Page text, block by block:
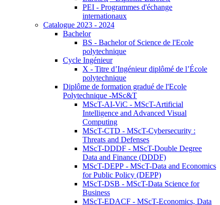
PEI - Programmes d'échange
internationaux
Catalogue 2023 - 2024
Bachelor
BS - Bachelor of Science de l'Ecole
polytechnique
Cycle Ingénieur
X - Titre d’Ingénieur diplômé de l’École
polytechnique
Diplôme de formation gradué de l'Ecole
Polytechnique -MSc&T
MScT-AI-ViC - MScT-Artificial
Intelligence and Advanced Visual
Computing
MScT-CTD - MScT-Cybersecurity :
Threats and Defenses
MScT-DDDF - MScT-Double Degree
Data and Finance (DDDF)
MScT-DEPP - MScT-Data and Economics
for Public Policy (DEPP)
MScT-DSB - MScT-Data Science for
Business
MScT-EDACF - MScT-Economics, Data